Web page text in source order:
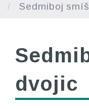
Sedmiboj
dvojic